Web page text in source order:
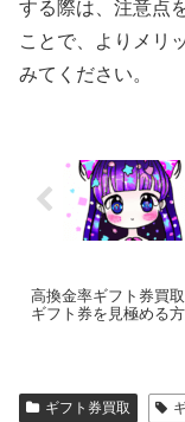
する際は、注意点
ことで、よりメリ
みてください。
高換金率ギフト券買
ギフト券を見極める
ギフト券買取